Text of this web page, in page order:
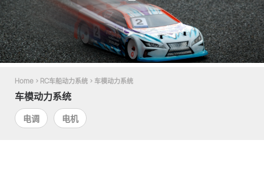
Home > RC车船动力系统 > 车模动力系统
车模动力系统
电调 电机